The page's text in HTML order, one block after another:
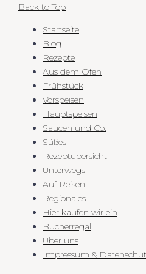
Back to Top
Startseite
Blog
Rezepte
Aus dem Ofen
Frühstück
Vorspeisen
Hauptspeisen
Saucen und Co.
Süßes
Rezeptübersicht
Unterwegs
Auf Reisen
Regionales
Hier kaufen wir ein
Bücherregal
Über uns
Impressum &